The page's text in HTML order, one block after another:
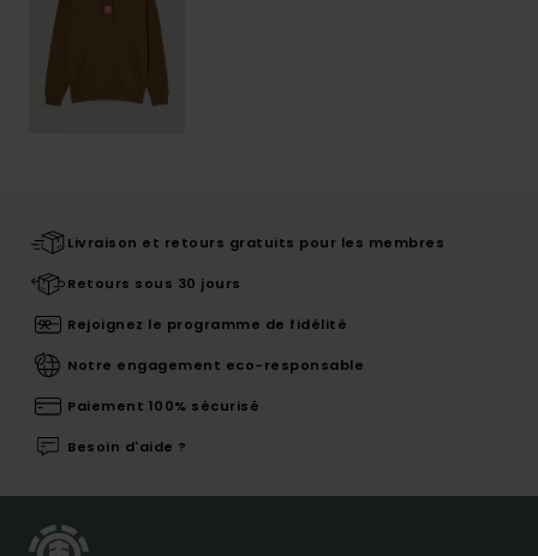
Livraison et retours gratuits pour les membres
Retours sous 30 jours
Rejoignez le programme de fidélité
Notre engagement eco-responsable
Paiement 100% sécurisé
Besoin d'aide ?